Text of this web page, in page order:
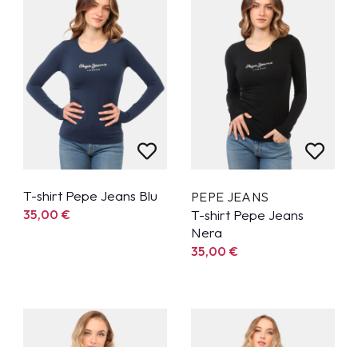
T-shirt Pepe Jeans Blu
35,00€
PEPE JEANS
T-shirt Pepe Jeans
Nera
35,00€